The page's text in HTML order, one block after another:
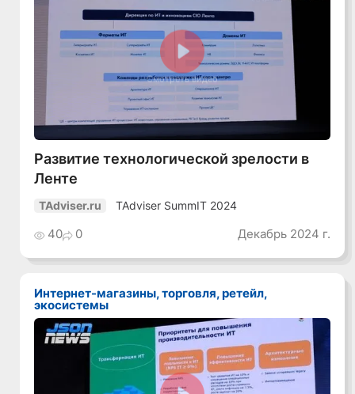
Смотреть видео
Развитие технологической зрелости в
Ленте
TAdviser.ru TAdviser SummIT 2024
40 0 Декабрь 2024 г.
Интернет-магазины, торговля, ретейл,
экосистемы